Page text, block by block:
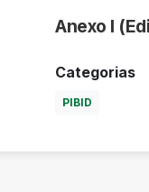
Anexo I
Categorias
PIBID